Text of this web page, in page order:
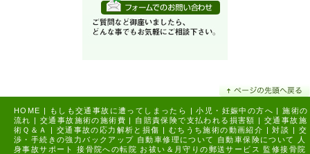
HOME | もしも交通事故に遭ってしまったら | 小児・妊娠中の方へ |
施術の
流れ | 交通事故施術の施術費 | 自賠責保険で支払われる損害額 | 交通事故施
術Ｑ＆Ａ
| 交通事故の応力解析と損傷 | むちうち施術の動画紹介 | 対談 | 交
渉・手続きの強力バックアップ 自動車修理について 自動車保険について
人
身事故サポート
接骨院への転院 お祓い＆月守りの郵送サービス 監修接骨院